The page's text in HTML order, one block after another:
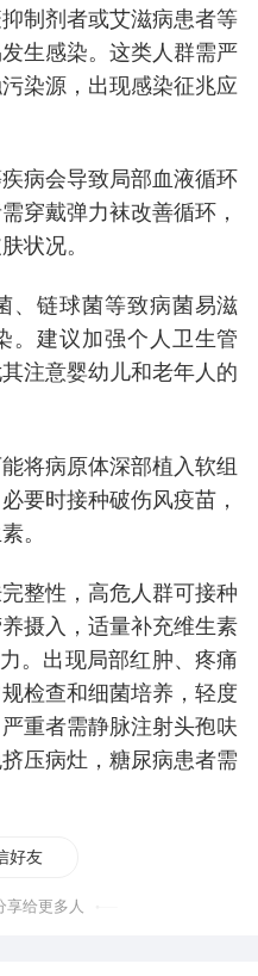
制剂者或艾滋病患者等
生感染。这类人群需严
染源，出现感染征兆应
病会导致局部血液循环
穿戴弹力袜改善循环，
状况。
、链球菌等致病菌易滋
。建议加强个人卫生管
注意婴幼儿和老年人的
将病原体深部植入软组
要时接种破伤风疫苗，
。
整性，高危人群可接种
摄入，适量补充维生素
。出现局部红肿、疼痛
检查和细菌培养，轻度
重者需静脉注射头孢呋
压病灶，糖尿病患者需
好友
享给更多人